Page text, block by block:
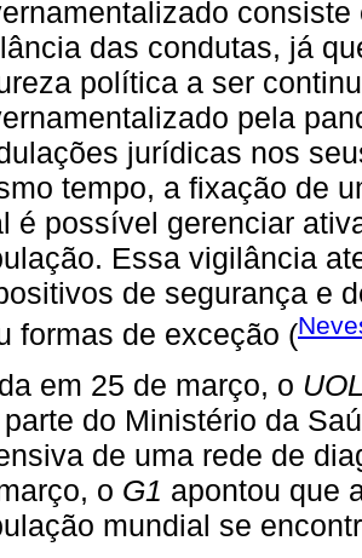
das condutas, já
política a ser
pela
jurídicas nos
tempo, a fixação de
é possível gerenciar
Essa vigilância
de segurança e
formas de exceção (
em 25 de março, o
do Ministério da
de uma rede de
o G1 apontou que
mundial se